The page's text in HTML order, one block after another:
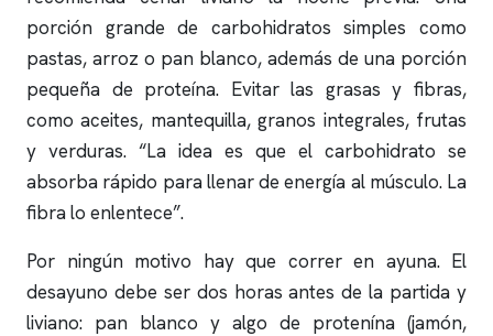
porción grande de carbohidratos simples como
pastas, arroz o pan blanco, además de una porción
pequeña de proteína. Evitar las grasas y fibras,
como aceites, mantequilla, granos integrales, frutas
y verduras. “La idea es que el carbohidrato se
absorba rápido para llenar de energía al músculo. La
fibra lo enlentece”.
Por ningún motivo hay que correr en ayuna. El
desayuno debe ser dos horas antes de la partida y
liviano: pan blanco y algo de protenína (jamón,